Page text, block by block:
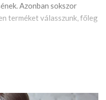
Azonban sokszor
terméket válasszunk, főleg